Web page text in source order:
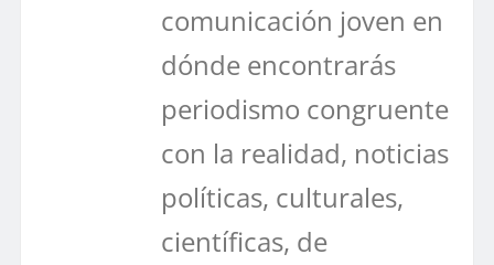
comunicación joven en
dónde encontrarás
periodismo congruente
con la realidad, noticias
políticas, culturales,
científicas, de